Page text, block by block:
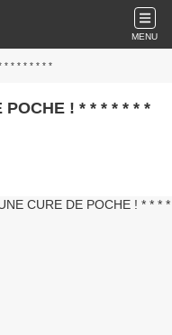
MENU
* * * * * * * *